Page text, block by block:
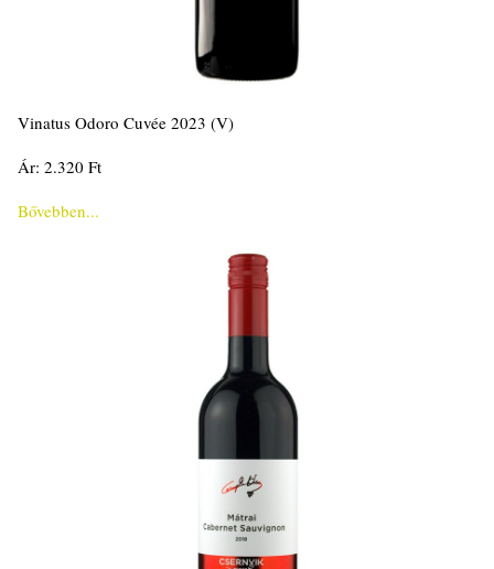
Vinatus Odoro Cuvée 2023 (V)
Ár: 2.320 Ft
Bővebben...